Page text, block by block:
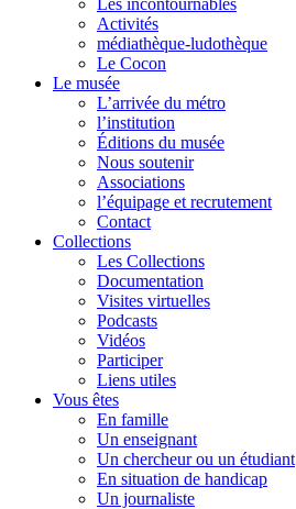
Les incontournables
Activités
médiathèque-ludothèque
Le Cocon
Le musée
L’arrivée du métro
l’institution
Éditions du musée
Nous soutenir
Associations
l’équipage et recrutement
Contact
Collections
Les Collections
Documentation
Visites virtuelles
Podcasts
Vidéos
Participer
Liens utiles
Vous êtes
En famille
Un enseignant
Un chercheur ou un étudiant
En situation de handicap
Un journaliste